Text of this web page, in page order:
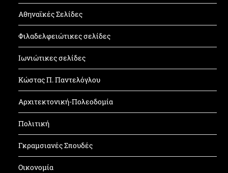
Αθηναϊκές Σελίδες
Φιλαδελφειώτικες σελίδες
Ιωνιώτικες σελίδες
Κώστας Π. Παντελόγλου
Αρχιτεκτονική-Πολεοδομία
Πολιτική
Γκραμσιανές Σπουδές
Οικονομία